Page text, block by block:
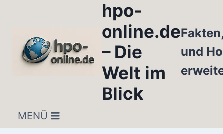
hpo-
online.de
– Die
Welt im
Blick
und
MENÜ